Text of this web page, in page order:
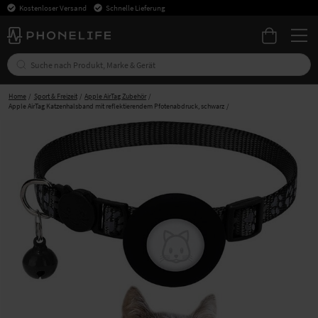
Kostenloser Versand Schnelle Lieferung
Home Sport & Freizeit
Apple AirTag Zubehör
Apple AirTag Katzenhalsband mit reflektierendem Pfotenabdruck, schwarz